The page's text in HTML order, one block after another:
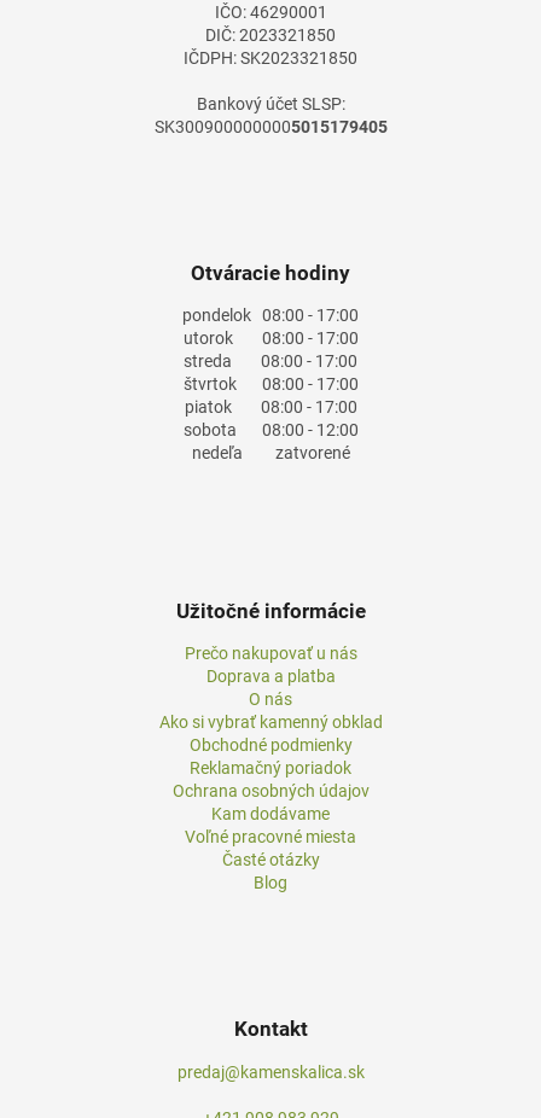
IČO: 46290001
DIČ: 2023321850
IČDPH: SK2023321850
Bankový účet SLSP:
SK3009000000005015179405
Otváracie hodiny
pondelok 08:00 - 17:00
utorok08:00 - 17:00
streda 08:00 - 17:00
štvrtok08:00 - 17:00
piatok08:00 - 17:00
sobota 08:00 - 12:00
nedeľa zatvorené
Užitočné informácie
Prečo nakupovať u nás
Doprava a platba
O nás
Ako si vybrať kamenný obklad
Obchodné podmienky
Reklamačný poriadok
Ochrana osobných údajov
Kam dodávame
Voľné pracovné miesta
Časté otázky
Blog
Kontakt
predaj@kamenskalica.sk